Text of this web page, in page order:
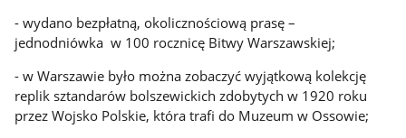
- wydano bezpłatną, okolicznościową prasę –
jednodniówka w 100 rocznicę Bitwy Warszawskiej;
- w Warszawie było można zobaczyć wyjątkową kolekcję
replik sztandarów bolszewickich zdobytych w 1920 roku
przez Wojsko Polskie, która trafi do Muzeum w Ossowie;